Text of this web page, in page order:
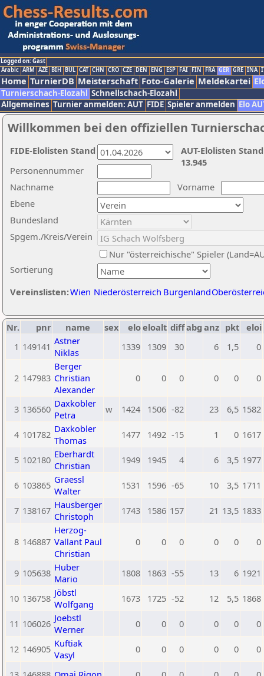
Logged on: Gast
Arabic ARM AZE BIH BUL CAT CHN CRO CZE DEN ENG ESP FAI FIN FRA GER GRE INA
Home TurnierDB Meisterschaft Foto-Galerie Meldekartei
Turnierschach-Elozahl Schnellschach-Elozahl
Allgemeines Turnier anmelden: AUT FIDE Spieler anmelden Elo
Willkommen bei den offiziellen
Nachname
Vorname
Ebene
Sortierung
Personennummer
Bundesland
Spgem./Kreis/Verein
Nur "österreichische" Spieler
Vereinslisten:Wien Niederösterreich Burgenland
AUT-Elolisten
13.945
FIDE-Elolisten Stand
Nr. pnr name sex eloeloalt diffabg anz pkt eloi
1 149141 Astner
Niklas
1339 1309 30 6 1,5 0
2 147983
Berger
Christian
Alexander
0 0 0 0 0 0
3 136560 Daxkobler
Petra
w 1424 1506 -82 23 6,5 1582
4 101782 Daxkobler
Thomas
1477 1492 -15 1 0 1617
5 102180 Eberhardt
Christian
1949 1945 4 6 3,5 1977
6 103865 Graessl
Walter
1531 1596 -65 10 3,5 1711
7 138167 Hausberger
Christoph
1743 1586 157 21 13,5 1833
8 146887
Herzog-
Vallant Paul
Christian
0 0 0 0 0 0
9 105638 Huber
Mario
1808 1863 -55 13 6 1921
10 136758 Jöbstl
Wolfgang
1673 1725 -52 12 5,5 1868
11 106026 Joebstl
Werner
0 0 0 0 0 0
12 146905 Kuftiak
Vasyl
0 0 0 0 0 0